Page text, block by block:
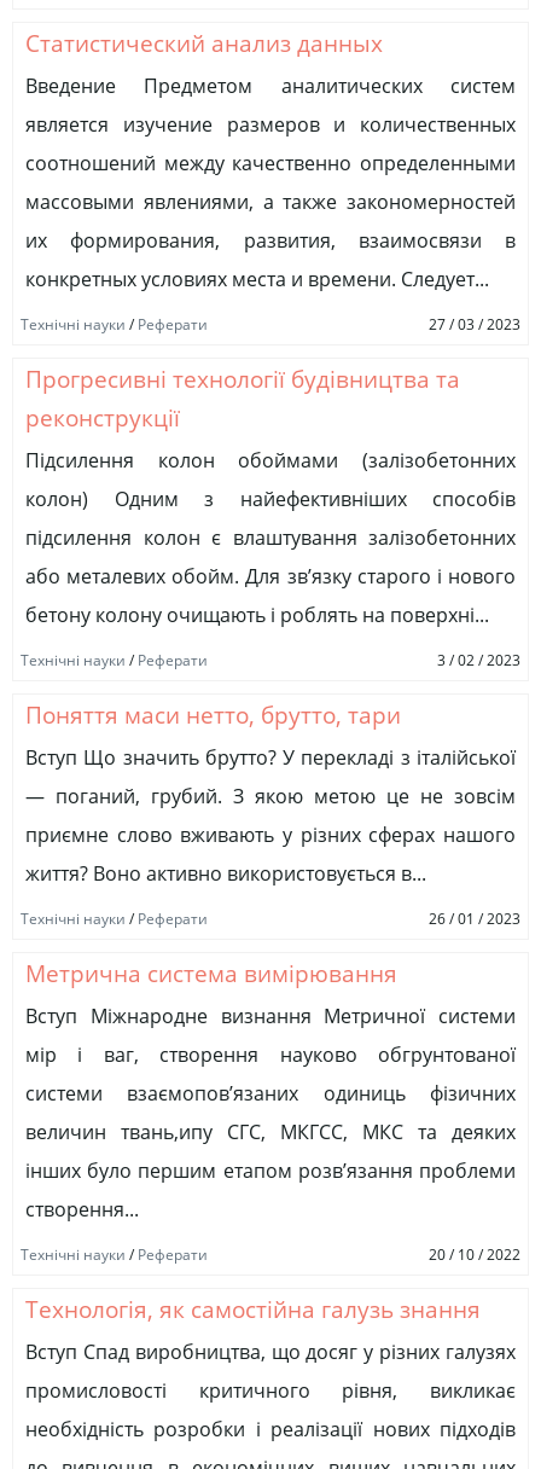
Статистический анализ данных
Введение Предметом аналитических систем
является изучение размеров и количественных
соотношений между качественно определенными
массовыми явлениями, а также закономерностей
их формирования, развития, взаимосвязи в
конкретных условиях места и времени. Следует...
Технічні науки /Реферати 27 / 03 / 2023
Прогресивні технології будівництва та
реконструкції
Підсилення колон обоймами (залізобетонних
колон) Одним з найефективніших способів
підсилення колон є влаштування залізобетонних
або металевих обойм. Для зв’язку старого і нового
бетону колону очищають і роблять на поверхні...
Технічні науки /Реферати 3 / 02 / 2023
Поняття маси нетто, брутто, тари
Вступ Що значить брутто? У перекладі з італійської
— поганий, грубий. З якою метою це не зовсім
приємне слово вживають у різних сферах нашого
життя? Воно активно використовується в...
Технічні науки /Реферати 26 / 01 / 2023
Метрична система вимірювання
Вступ Міжнародне визнання Метричної системи
мір і ваг, створення науково обгрунтованої
системи взаємопов’язаних одиниць фізичних
величин твань,ипу СГС, МКГСС, МКС та деяких
інших було першим етапом розв’язання проблеми
створення...
Технічні науки /Реферати 20 / 10 / 2022
Технологія, як самостійна галузь знання
Вступ Спад виробництва, що досяг у різних галузях
промисловості критичного рівня, викликає
необхідність розробки і реалізації нових підходів